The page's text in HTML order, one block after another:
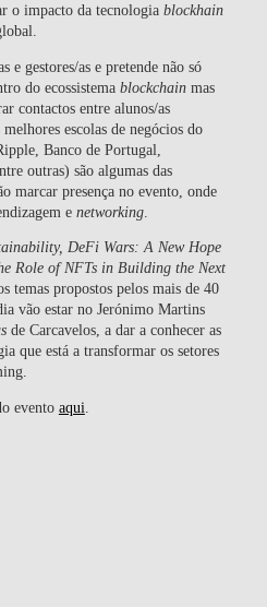
o impacto da tecnologia blockhain
e gestores/as e pretende não só
do ecossistema blockchainmas
contactos entre alunos/as
escolas de negócios do
Banco de Portugal,
outras) são algumas das
marcar presença no evento, onde
e networking.
DeFi Wars: A New Hope
Role of NFTs in Building the Next
temas propostos pelos mais de 40
vão estar no Jerónimo Martins
de Carcavelos, a dar a conhecer as
que está a transformar os setores
evento aqui